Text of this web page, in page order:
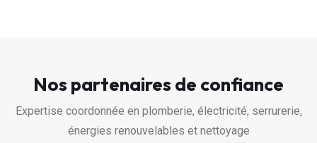
Nos partenaires de confiance
Expertise coordonnée en plomberie, électricité, serrurerie,
énergies renouvelables et nettoyage